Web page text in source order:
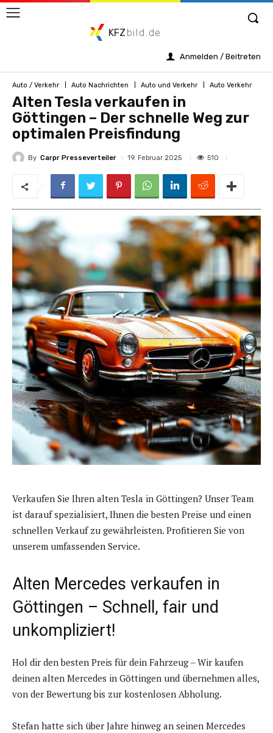
KFZ bild.de
Anmelden / Beitreten
Auto / Verkehr Auto Nachrichten Auto und Verkehr Auto Verkehr
Alten Tesla verkaufen in
Göttingen – Der schnelle Weg zur
optimalen Preisfindung
By Carpr Presseverteiler 19. Februar 2025 510
Verkaufen Sie Ihren alten Tesla in Göttingen? Unser Team
ist darauf spezialisiert, Ihnen die besten Preise und einen
schnellen Verkauf zu gewährleisten. Profitieren Sie von
unserem umfassenden Service.
Alten Mercedes verkaufen in
Göttingen – Schnell, fair und
unkompliziert!
Hol dir den besten Preis für dein Fahrzeug – Wir kaufen
deinen alten Mercedes in Göttingen und übernehmen alles,
von der Bewertung bis zur kostenlosen Abholung.
Stefan hatte sich über Jahre hinweg an seinen Mercedes